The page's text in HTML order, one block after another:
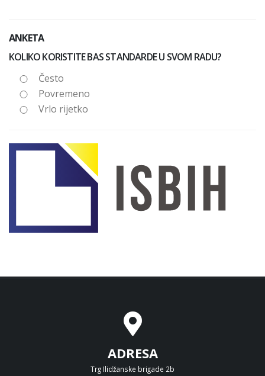
ANKETA
KOLIKO KORISTITE BAS STANDARDE U SVOM RADU?
Često
Povremeno
Vrlo rijetko
ADRESA
Trg Ilidžanske brigade 2b